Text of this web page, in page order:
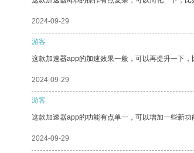
2024-09-29
游客
这款加速器app的加速效果一般，可以再提升一下，
2024-09-29
游客
这款加速器app的功能有点单一，可以增加一些新功
2024-09-29